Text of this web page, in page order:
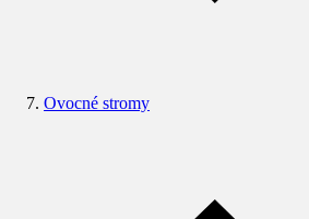
Ovocné stromy